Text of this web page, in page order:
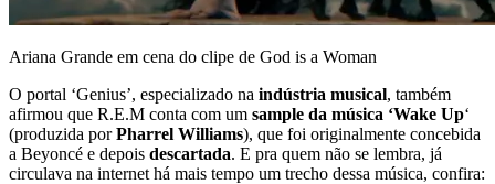
Ariana Grande em cena do clipe de God is a Woman
O portal ‘Genius’, especializado na indústria musical, também
afirmou que R.E.M conta com um sample da música ‘Wake Up‘
(produzida porPharrel Williams), que foi originalmente concebida
a Beyoncé e depois descartada. E pra quem não se lembra, já
circulava na internet há mais tempo um trecho dessa música, confira: